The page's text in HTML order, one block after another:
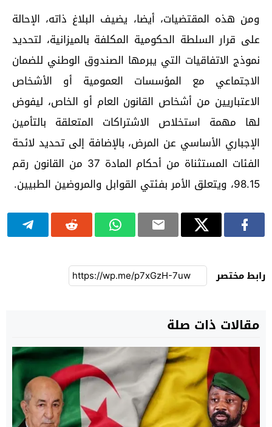
ومن هذه المقتضيات، أيضا، يضيف البلاغ ذاته، الإحالة
على قرار السلطة الحكومية المكلفة بالميزانية، لتحديد
نموذج الاتفاقيات التي يبرمها الصندوق الوطني للضمان
الاجتماعي مع المؤسسات العمومية أو الأشخاص
الاعتباريين من أشخاص القانون العام أو الخاص، ليفوض
لها مهمة استخلاص الاشتراكات المتعلقة بالتأمين
الإجباري الأساسي عن المرض، بالإضافة إلى تحديد لائحة
الفئات المستثناة من أحكام المادة 37 من القانون رقم
98.15، ويتعلق الأمر بفئتي القوابل والمروضين الطبيين.
رابط مختصر
مقالات ذات صلة